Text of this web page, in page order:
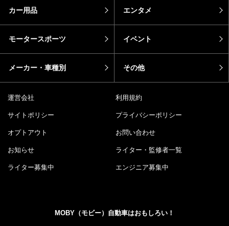
カー用品 エンタメ
モータースポーツ イベント
メーカー・車種別 その他
運営会社 利用規約
サイトポリシー プライバシーポリシー
オプトアウト お問い合わせ
お知らせ ライター・監修者一覧
ライター募集中 エンジニア募集中
MOBY（モビー）自動車はおもしろい！